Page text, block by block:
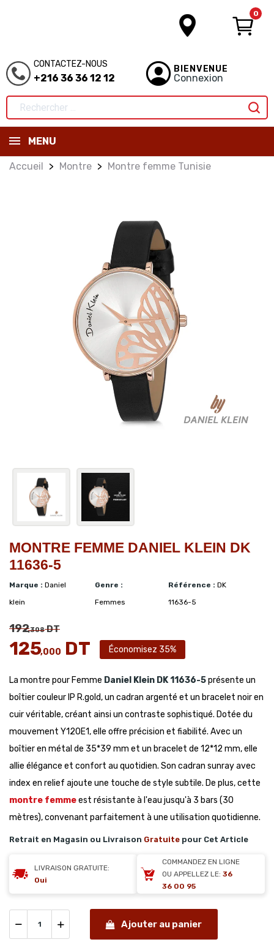
0
CONTACTEZ-NOUS
+216 36 36 12 12
BIENVENUE
Connexion
MENU
Accueil Montre Montre femme Tunisie
MONTRE FEMME DANIEL KLEIN DK
11636-5
Marque : Daniel
klein
Genre :
Femmes
Référence : DK
11636-5
192,308DT
125,000 DT Économisez 35%
La montre pour Femme Daniel Klein DK 11636-5présente un
boîtier couleur IP R.gold, un cadran argenté et un bracelet noir en
cuir véritable, créant ainsi un contraste sophistiqué. Dotée du
mouvement Y120E1, elle offre précision et fiabilité. Avec un
boîtier en métal de 35*39 mm et un bracelet de 12*12 mm, elle
allie élégance et confort au quotidien. Son cadran sunray avec
index en relief ajoute une touche de style subtile. De plus, cette
montre femmeest résistante à l'eau jusqu'à 3 bars (30
mètres), convenant parfaitement à une utilisation quotidienne.
Retrait en Magasin ou Livraison Gratuite pour Cet Article
LIVRAISON GRATUITE:
Oui
COMMANDEZ EN LIGNE
OU APPELLEZ LE: 36
36 00 95
Ajouter au panier